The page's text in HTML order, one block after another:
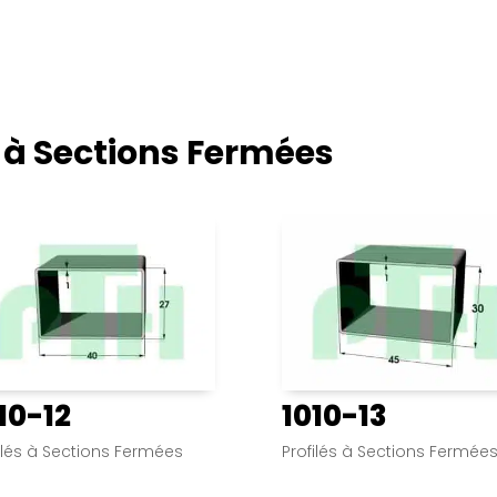
Sections Fermées
12
à Sections Fermées
1010-13
Profilés à Sections Fermées